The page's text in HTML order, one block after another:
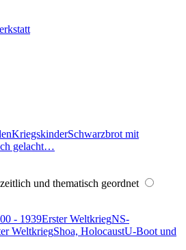
KriegskinderSchwarzbrot mit
gelacht…
und thematisch geordnet
- 1939Erster WeltkriegNS-
WeltkriegShoa, HolocaustU-Boot und